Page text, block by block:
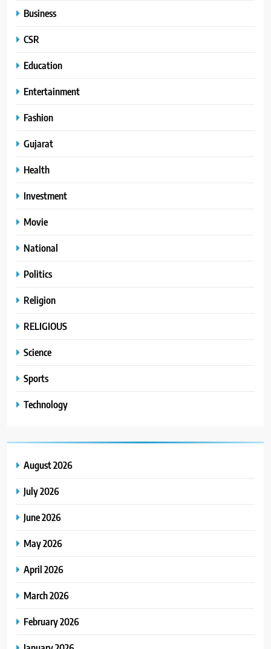
Business
CSR
Education
Entertainment
Fashion
Gujarat
Health
Investment
Movie
National
Politics
Religion
RELIGIOUS
Science
Sports
Technology
August 2026
July 2026
June 2026
May 2026
April 2026
March 2026
February 2026